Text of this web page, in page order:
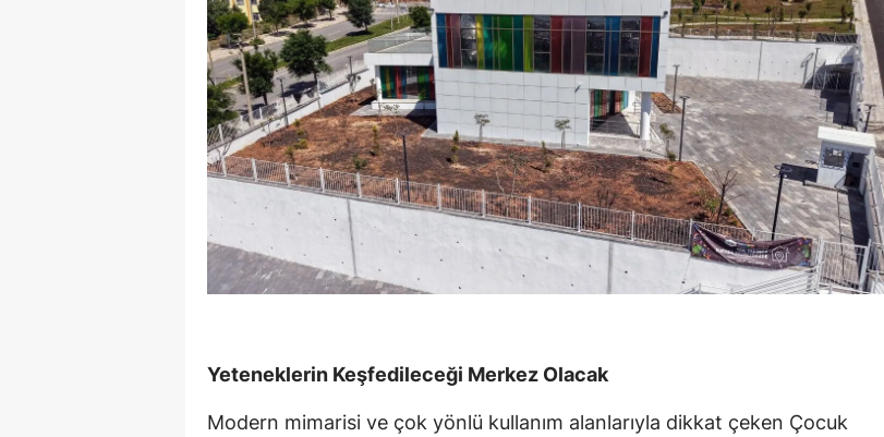
Yeteneklerin Keşfedileceği Merkez Olacak
Modern mimarisi ve çok yönlü kullanım alanlarıyla dikkat çeken Çocuk